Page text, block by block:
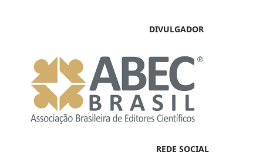
DIVULGADOR
REDE SOCIAL